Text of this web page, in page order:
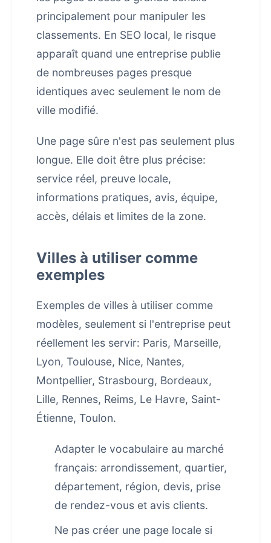
principalement pour manipuler les
classements. En SEO local, le risque
apparaît quand une entreprise publie
de nombreuses pages presque
identiques avec seulement le nom de
ville modifié.
Une page sûre n'est pas seulement plus
longue. Elle doit être plus précise:
service réel, preuve locale,
informations pratiques, avis, équipe,
accès, délais et limites de la zone.
Villes à utiliser comme
exemples
Exemples de villes à utiliser comme
modèles, seulement si l'entreprise peut
réellement les servir: Paris, Marseille,
Lyon, Toulouse, Nice, Nantes,
Montpellier, Strasbourg, Bordeaux,
Lille, Rennes, Reims, Le Havre, Saint-
Étienne, Toulon.
Adapter le vocabulaire au marché
français: arrondissement, quartier,
département, région, devis, prise
de rendez-vous et avis clients.
Ne pas créer une page locale si